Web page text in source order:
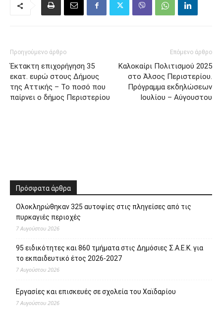
Προηγούμενο άρθρο
Έκτακτη επιχορήγηση 35
εκατ. ευρώ στους Δήμους
της Αττικής – Το ποσό που
παίρνει ο δήμος Περιστερίου
Επόμενο άρθρο
Καλοκαίρι Πολιτισμού 2025
στο Άλσος Περιστερίου.
Πρόγραμμα εκδηλώσεων
Ιουλίου – Αύγουστου
Πρόσφατα άρθρα
Ολοκληρώθηκαν 325 αυτοψίες στις πληγείσες από τις
πυρκαγιές περιοχές
7 Αυγούστου 2026
95 ειδικότητες και 860 τμήματα στις Δημόσιες Σ.Α.Ε.Κ. για
το εκπαιδευτικό έτος 2026-2027
7 Αυγούστου 2026
Εργασίες και επισκευές σε σχολεία του Χαϊδαρίου
7 Αυγούστου 2026